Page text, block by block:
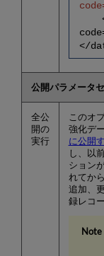
</
公開パラメータ
全公
開の
実行
このオ
強化デ
に公開
し、以
ション
れてか
追加、
録レコ